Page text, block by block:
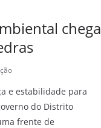
chega
e estabilidade para
do Distrito
frente de